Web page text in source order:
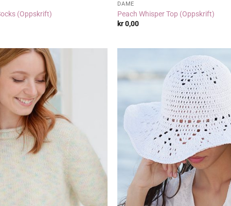
(Oppskrift)
DAME
Peach Whisper Top (Oppskrift)
kr0,00